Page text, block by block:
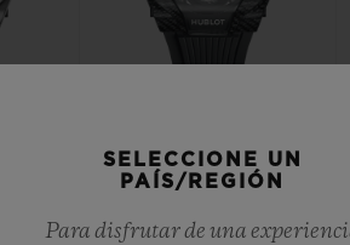
MP-13 TOURBILLON BI-
AXIS RETROGRADE BLACK
SELECCIONE UN
PAÍS/REGIÓN
Para disfrutar de una